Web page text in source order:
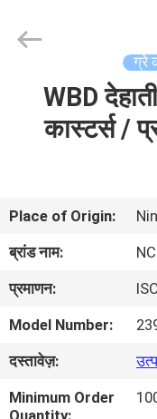
वीडियो
बारे
में
कारखाने
Foundry
CO.,LTD.
ग्रे
WBD
कास्टर्स /
Place of Origin:
ब्रांड नाम:
प्रमाणन:
Model Number:
दस्तावेज़:
Minimum Order